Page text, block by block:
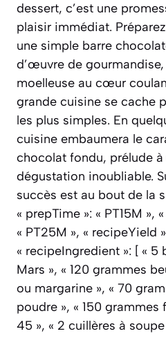
dessert, c’est une
plaisir immédiat.
une simple barre
d’œuvre de
moelleuse au cœur
grande cuisine se cache
les plus simples. En
cuisine embaumera le
chocolat fondu, prélude
dégustation inoubliable.
succès est au bout de la
« prepTime »: « PT15M »,
« PT25M », « recipeYield
« recipeIngredient »: [ « 5
Mars », « 120 grammes
ou margarine », « 70
poudre », « 150
45 », « 2 cuillères à